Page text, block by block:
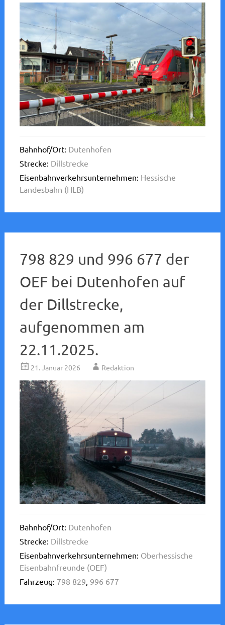
Bahnhof/Ort: Dutenhofen
Strecke: Dillstrecke
Eisenbahnverkehrsunternehmen: Hessische
Landesbahn (HLB)
798 829 und 996 677 der
OEF bei Dutenhofen auf
der Dillstrecke,
aufgenommen am
22.11.2025.
21. Januar 2026 Redaktion
Bahnhof/Ort: Dutenhofen
Strecke: Dillstrecke
Eisenbahnverkehrsunternehmen: Oberhessische
Eisenbahnfreunde (OEF)
Fahrzeug: 798 829 996 677